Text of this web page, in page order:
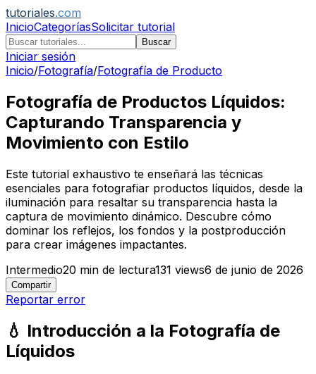
tutoriales.com
InicioCategoríasSolicitar tutorial
Buscar
Iniciar sesión
Inicio/Fotografía/Fotografía de Producto
Fotografía de Productos Líquidos:
Capturando Transparencia y
Movimiento con Estilo
Este tutorial exhaustivo te enseñará las técnicas
esenciales para fotografiar productos líquidos, desde la
iluminación para resaltar su transparencia hasta la
captura de movimiento dinámico. Descubre cómo
dominar los reflejos, los fondos y la postproducción
para crear imágenes impactantes.
Intermedio20 min de lectura131 views6 de junio de 2026
Compartir
Reportar error
💧 Introducción a la Fotografía de
Líquidos